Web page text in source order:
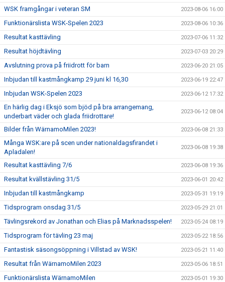
WSK framgångar i veteran SM 2023-08-06 16:00
Funktionärslista WSK-Spelen 2023 2023-08-06 10:36
Resultat kasttävling 2023-07-06 11:32
Resultat höjdtävling 2023-07-03 20:29
Avslutning prova på friidrott för barn 2023-06-20 21:05
Inbjudan till kastmångkamp 29 juni kl 16,30 2023-06-19 22:47
Inbjudan WSK-Spelen 2023 2023-06-12 17:32
En härlig dag i Eksjö som bjöd på bra arrangemang,
underbart väder och glada friidrottare!
2023-06-12 08:04
Bilder från WärnamoMilen 2023! 2023-06-08 21:33
Många WSK:are på scen under nationaldagsfirandet i
Apladalen!
2023-06-08 19:38
Resultat kasttävling 7/6 2023-06-08 19:36
Resultat kvällstävling 31/5 2023-06-01 20:42
Inbjudan till kastmångkamp 2023-05-31 19:19
Tidsprogram onsdag 31/5 2023-05-29 21:01
Tävlingsrekord av Jonathan och Elias på Marknadsspelen! 2023-05-24 08:19
Tidsprogram för tävling 23 maj 2023-05-22 18:56
Fantastisk säsongsöppning i Villstad av WSK! 2023-05-21 11:40
Resultat från WärnamoMilen 2023 2023-05-06 18:51
Funktionärslista WärnamoMilen 2023-05-01 19:30